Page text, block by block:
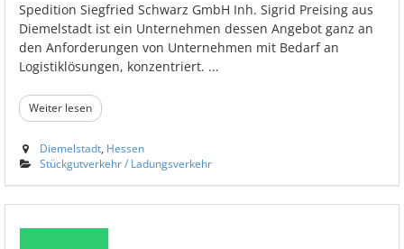
Spedition Siegfried Schwarz GmbH Inh. Sigrid Preising aus
Diemelstadt ist ein Unternehmen dessen Angebot ganz an
den Anforderungen von Unternehmen mit Bedarf an
Logistiklösungen, konzentriert. ...
Weiter lesen
Diemelstadt Hessen
Stückgutverkehr / Ladungsverkehr